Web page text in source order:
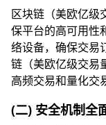
区块链（美欧亿级
保平台的高可用性
络设备，确保交易
链（美欧亿级交易
高频交易和量化交
(二) 安全机制全